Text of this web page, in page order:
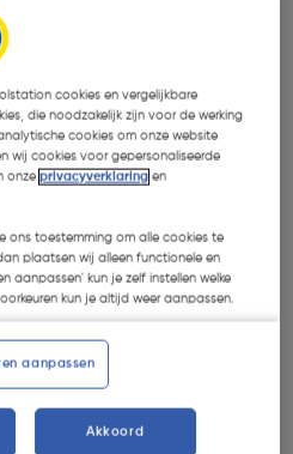
- 48 %
cookies en vergelijkbare
die noodzakelijk zijn voor de werking
cookies om onze website
wij cookies voor gepersonaliseerde
onzeprivacyverklaring en
ons toestemming om alle cookies te
plaatsen wij alleen functionele en
aanpassen' kun je zelf instellen welke
kun je altijd weer aanpassen.
aanpassen
Akkoord